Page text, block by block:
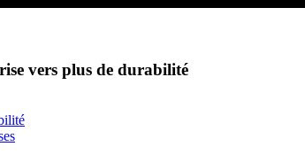
vers plus de durabilité